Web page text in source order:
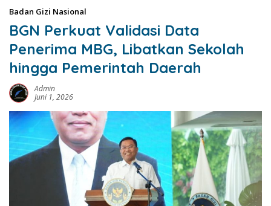
Badan Gizi Nasional
BGN Perkuat Validasi Data
Penerima MBG, Libatkan Sekolah
hingga Pemerintah Daerah
Admin
Juni 1, 2026